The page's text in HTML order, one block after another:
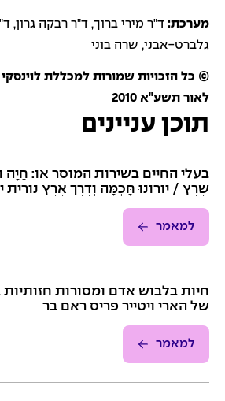
מערכת: ד"ר מירי ברוך, ד"ר רבקה גרון,
גלברט-אבני, שרה בוני
© כל הזכויות שמורות למכללת
לאור ‏תשע"א 2010
תוכן עניינים
בעלי החיים בשירות המוסר או: חַיָּה
שֶׁרֶׁץ / יוֹרונוּ חָּכְמָּה וְדֶׁרֶׁך אֶׁרֶׁץ נורית
למאמר
חיות בלבוש אדם ומסורות חזותיות
של הארי ויטייר פריס ראם בר
למאמר